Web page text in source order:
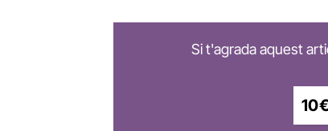
Si t'agrada aquest